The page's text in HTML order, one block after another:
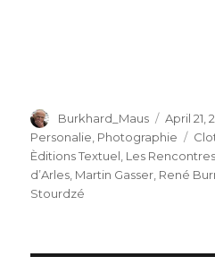
Autor
Burkhard_Maus
am
April 21,
Personalie Photographie
Èditions Textuel Les
d’Arles Martin Gasser René
Stourdzé